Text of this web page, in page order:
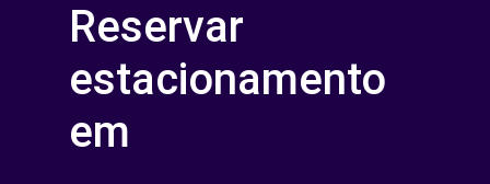
Reservar
estacionamento
em